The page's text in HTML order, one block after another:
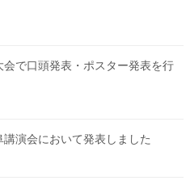
会で口頭発表・ポスター発表を行
演会において発表しました